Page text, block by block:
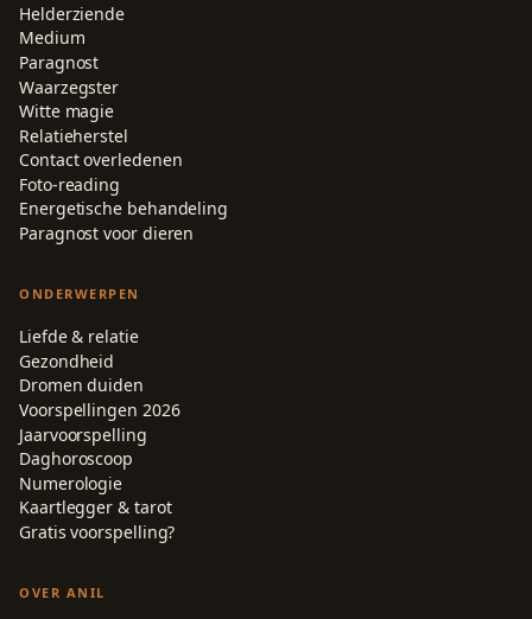
Helderziende
Medium
Paragnost
Waarzegster
Witte magie
Relatieherstel
Contact overledenen
Foto-reading
Energetische behandeling
Paragnost voor dieren
ONDERWERPEN
Liefde & relatie
Gezondheid
Dromen duiden
Voorspellingen 2026
Jaarvoorspelling
Daghoroscoop
Numerologie
Kaartlegger & tarot
Gratis voorspelling?
OVER ANIL